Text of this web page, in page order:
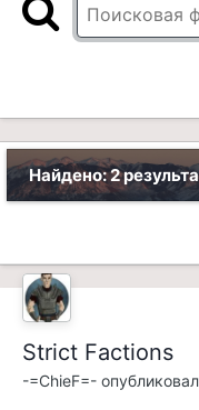
Найдено: 2
Strict Factions
-=ChieF=-